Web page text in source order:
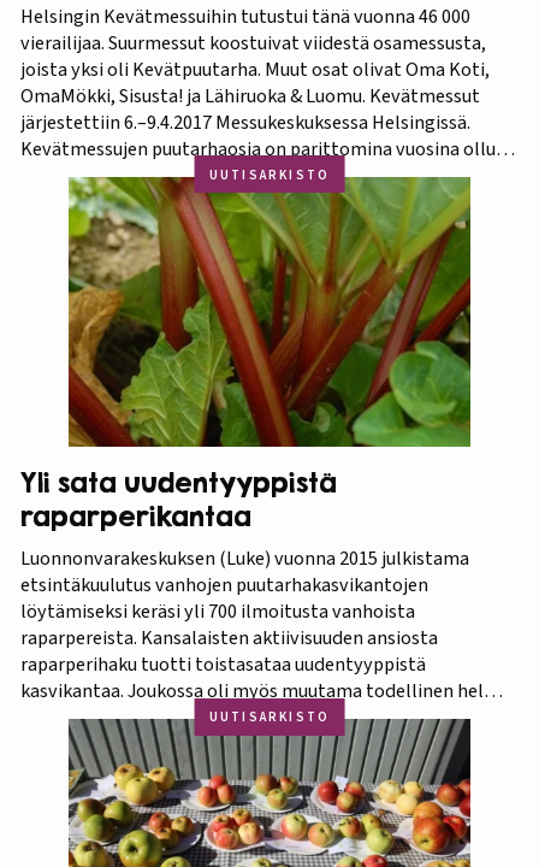
Helsingin Kevätmessuihin tutustui tänä vuonna 46 000
vierailijaa. Suurmessut koostuivat viidestä osamessusta,
joista yksi oli Kevätpuutarha. Muut osat olivat Oma Koti,
OmaMökki, Sisusta! ja Lähiruoka & Luomu. Kevätmessut
järjestettiin 6.–9.4.2017 Messukeskuksessa Helsingissä.
Kevätmessujen puutarhaosia on parittomina vuosina ollut
Kevätpuutarha ja parillisina Oma Piha -messut. Jatkossa
joka kevät puutarhanäyttelyn nimi tulee olemaan
Kevätpuutarha. Kevätpuutarhan kumppanina on
Puutarhaliitto.…
UUTISARKISTO
Yli sata uudentyyppistä
raparperikantaa
Luonnonvarakeskuksen (Luke) vuonna 2015 julkistama
etsintäkuulutus vanhojen puutarhakasvikantojen
löytämiseksi keräsi yli 700 ilmoitusta vanhoista
raparpereista. Kansalaisten aktiivisuuden ansiosta
raparperihaku tuotti toistasataa uudentyyppistä
kasvikantaa. Joukossa oli myös muutama todellinen helmi.
Koko aineistosta jatkotutkimuksiin pääsi 375 kasvia, joista
60 prosenttia osoittautui vihreä-punavartiseksi Victoria-
lajikkeeksi. Raparperitutkimus dokumentoitiin vaihe
vaiheelta elokuvaksi ”Raparperin kadonneita geenejä
etsimässä”. Elokuvan ensiesitys ja tutkimustulosten
julkistus…
UUTISARKISTO